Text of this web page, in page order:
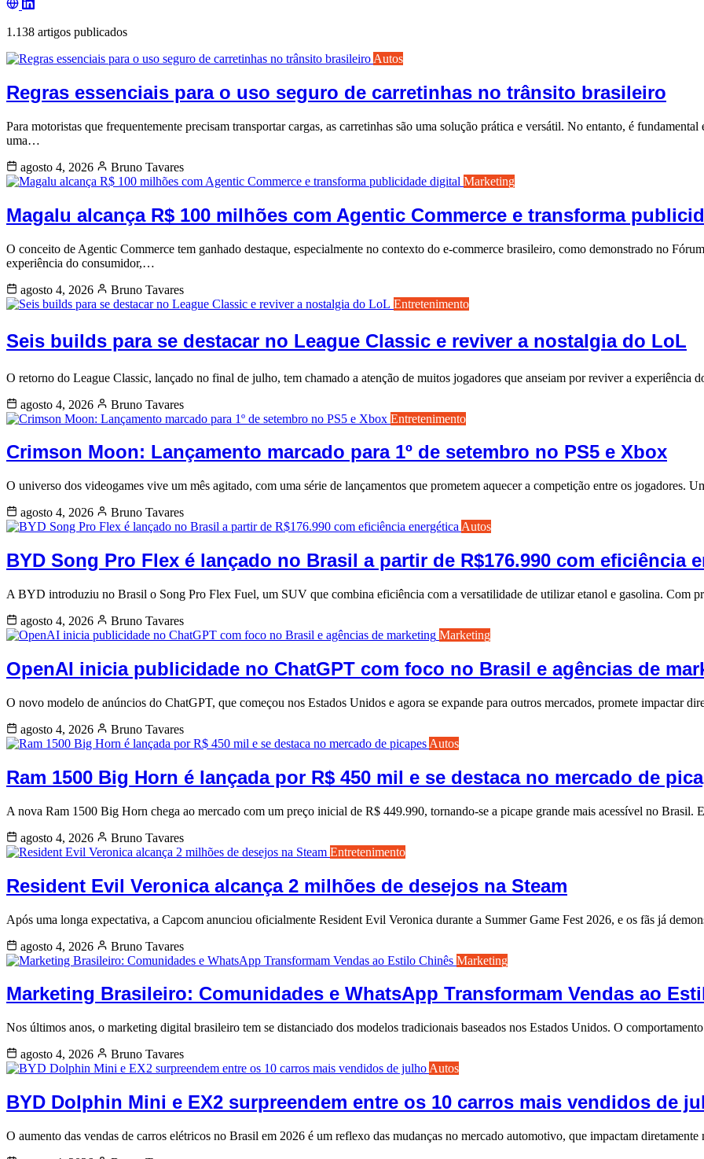
1.138 artigos publicados
Autos
Regras essenciais para o uso seguro de carretinhas no trânsito brasileiro
Para motoristas que frequentemente precisam transportar cargas, as carretinhas são uma solução prática e versátil. No entanto, é
uma…
agosto 4, 2026
Bruno Tavares
Marketing
Magalu alcança R$ 100 milhões com Agentic Commerce e transforma
O conceito de Agentic Commerce tem ganhado destaque, especialmente no contexto do e-commerce brasileiro, como demonstrado no
experiência do consumidor,…
agosto 4, 2026
Bruno Tavares
Entretenimento
Seis builds para se destacar no League Classic e reviver a nostalgia do LoL
O retorno do League Classic, lançado no final de julho, tem chamado a atenção de muitos jogadores que anseiam por reviver a experiência
agosto 4, 2026
Bruno Tavares
Entretenimento
Crimson Moon: Lançamento marcado para 1º de setembro no PS5 e Xbox
O universo dos videogames vive um mês agitado, com uma série de lançamentos que prometem aquecer a competição entre os jogadores.
agosto 4, 2026
Bruno Tavares
Autos
BYD Song Pro Flex é lançado no Brasil a partir de R$176.990 com eficiência
A BYD introduziu no Brasil o Song Pro Flex Fuel, um SUV que combina eficiência com a versatilidade de utilizar etanol e gasolina. Com
agosto 4, 2026
Bruno Tavares
Marketing
OpenAI inicia publicidade no ChatGPT com foco no Brasil e agências de
O novo modelo de anúncios do ChatGPT, que começou nos Estados Unidos e agora se expande para outros mercados, promete impactar
agosto 4, 2026
Bruno Tavares
Autos
Ram 1500 Big Horn é lançada por R$ 450 mil e se destaca no mercado de
A nova Ram 1500 Big Horn chega ao mercado com um preço inicial de R$ 449.990, tornando-se a picape grande mais acessível no Brasil.
agosto 4, 2026
Bruno Tavares
Entretenimento
Resident Evil Veronica alcança 2 milhões de desejos na Steam
Após uma longa expectativa, a Capcom anunciou oficialmente Resident Evil Veronica durante a Summer Game Fest 2026, e os fãs já
agosto 4, 2026
Bruno Tavares
Marketing
Marketing Brasileiro: Comunidades e WhatsApp Transformam Vendas ao
Nos últimos anos, o marketing digital brasileiro tem se distanciado dos modelos tradicionais baseados nos Estados Unidos. O
agosto 4, 2026
Bruno Tavares
Autos
BYD Dolphin Mini e EX2 surpreendem entre os 10 carros mais vendidos de
O aumento das vendas de carros elétricos no Brasil em 2026 é um reflexo das mudanças no mercado automotivo, que impactam